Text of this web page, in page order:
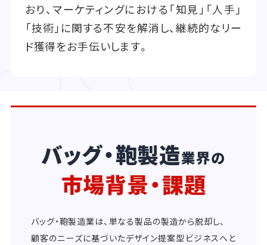
おり、マーケティングにおける「知見」「人手」
「技術」に関する不安を解消し、継続的なリー
ド獲得をお手伝いします。
バッグ・鞄製造業界の
市場背景・課題
バッグ・鞄製造業は、単なる製品の製造から脱却し、
顧客のニーズに基づいたデザイン提案型ビジネスへと